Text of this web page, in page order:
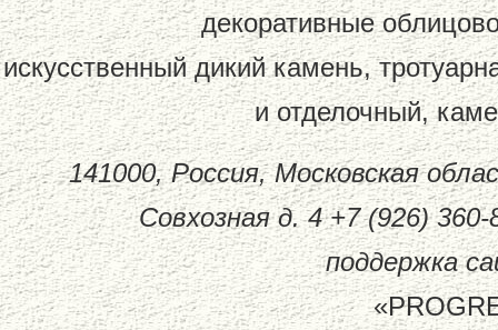
декоративные
искусственный дикий камень,
и отделочный,
141000, Россия, Московская
Совхозная д. 4 +7 (926)
поддержка